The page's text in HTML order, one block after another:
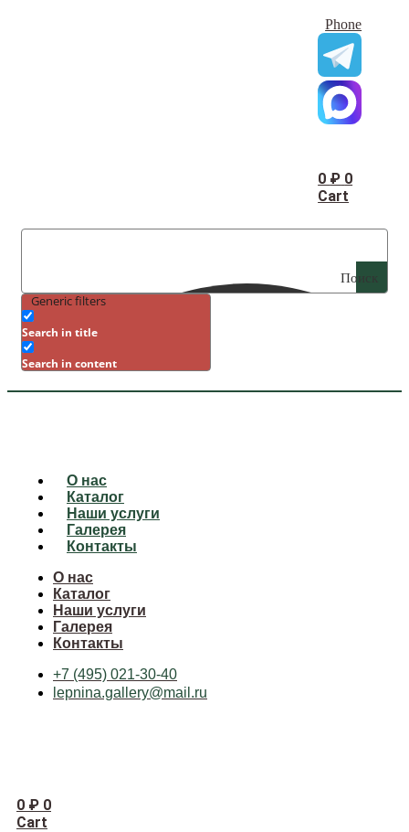
Phone
0 ₽ 0
Cart
Поиск
Generic filters
Search in title
Search in content
О нас
Каталог
Наши услуги
Галерея
Контакты
О нас
Каталог
Наши услуги
Галерея
Контакты
+7 (495) 021-30-40
lepnina.gallery@mail.ru
0 ₽ 0
Cart